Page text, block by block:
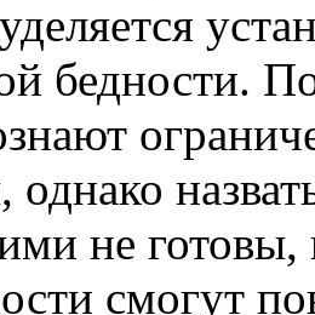
бедности.
однако
не готовы,
смогут